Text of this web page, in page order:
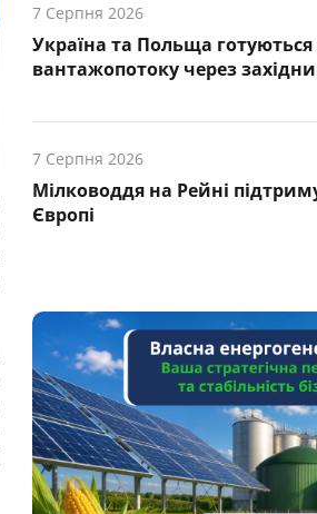
7 Серпня 2026
Україна та Польща
вантажопотоку через
7 Серпня 2026
Мілководдя на Рейні
Європі